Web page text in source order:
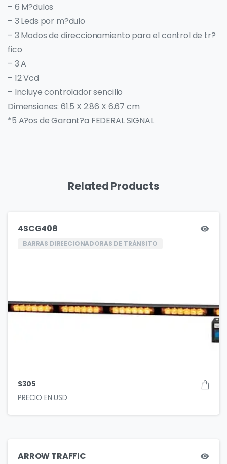
– 6 M?dulos
– 3 Leds por m?dulo
– 3 Modos de direccionamiento para el control de tr?
fico
– 3 A
– 12 Vcd
– Incluye controlador sencillo
Dimensiones: 61.5 X 2.86 X 6.67 cm
*5 A?os de Garant?a FEDERAL SIGNAL
Related Products
4SCG408
BARRAS DIREECIONADORAS DE TRÁNSITO
$305
ARROW TRAFFIC